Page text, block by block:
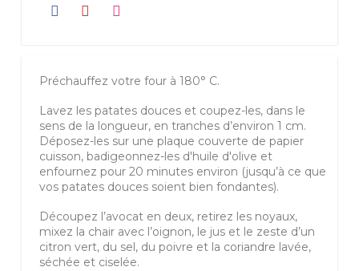
Préchauffez votre four à 180° C.
Lavez les patates douces et coupez-les, dans le
sens de la longueur, en tranches d’environ 1 cm.
Déposez-les sur une plaque couverte de papier
cuisson, badigeonnez-les d'huile d'olive et
enfournez pour 20 minutes environ (jusqu’à ce que
vos patates douces soient bien fondantes).
Découpez l’avocat en deux, retirez les noyaux,
mixez la chair avec l’oignon, le jus et le zeste d’un
citron vert, du sel, du poivre et la coriandre lavée,
séchée et ciselée.